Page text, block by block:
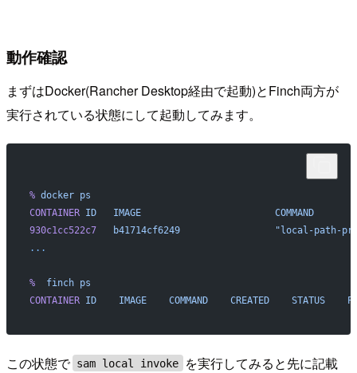
動作確認
まずはDocker(Rancher Desktop経由で起動)とFinch両方が
実行されている状態にして起動してみます。
% docker ps
CONTAINER ID
   IMAGE
                        COMMAND
930c1cc522c7
   b41714cf6249
"local-path-
...
%
  finch
ps
CONTAINER ID
    IMAGE
    COMMAND
    CREATED
    STATUS
この状態で sam local invoke
を実行してみると先に記載